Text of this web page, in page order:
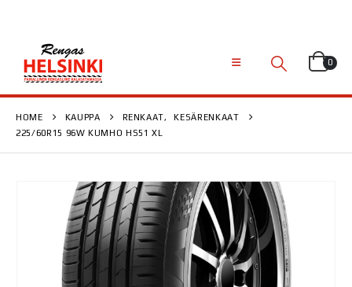
0
HOME KAUPPA RENKAAT,
KESÄRENKAAT
225/60R15 96W KUMHO HS51 XL